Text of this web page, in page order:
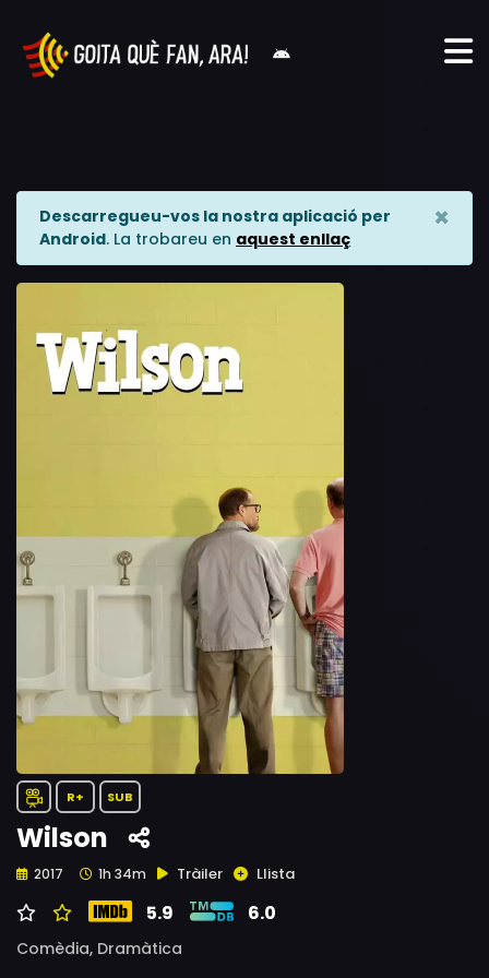
Descarregueu-vos la nostra aplicació per
Android. La trobareu en aquest enllaç
×
R+ SUB
Wilson
2017 1h 34m Tràiler Llista
5.9 6.0
Comèdia, Dramàtica